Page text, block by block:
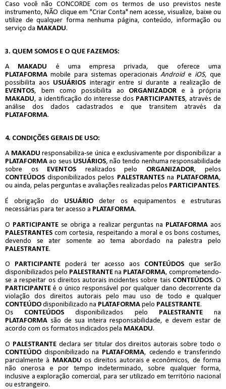
Caso você não CONCORDE com os termos de uso previstos neste
instrumento, NÃO clique em "Criar Conta" nem acesse, visualize, baixe ou
utilize de qualquer forma nenhuma página, conteúdo, informação ou
serviço da MAKADU.
3. QUEM SOMOS E O QUE FAZEMOS:
A MAKADU é uma empresa privada, que oferece uma
PLATAFORMA mobile para sistemas operacionaisAndroide iOS, que
possibilita aos USUÁRIOS interagir entre si durante a realização de
EVENTOS, bem como possibilita ao ORGANIZADOR e à própria
MAKADU, a identificação do interesse dos PARTICIPANTES, através de
análise dos dados cadastrados e que transitem através da
PLATAFORMA.
4. CONDIÇÕES GERAIS DE USO:
A MAKADU responsabiliza-se única e exclusivamente por disponibilizar a
PLATAFORMA ao seus USUÁRIOS,não tendo nenhuma responsabilidade
sobre os EVENTOS realizados pelo ORGANIZADOR, pelos
CONTEÚDOS disponibilizados pelos PALESTRANTESna PLATAFORMA,
ou ainda, pelas perguntas e avaliações realizadas pelos PARTICIPANTES.
É obrigação do USUÁRIOdeter os equipamentos e estruturas
necessárias para ter acesso a PLATAFORMA.
O PARTICIPANTE se obriga a realizar perguntas na PLATAFORMAaos
PALESTRANTES com cortesia, respeitando a moral e os bons costumes,
devendo se ater somente ao tema abordado na palestra pelo
PALESTRANTE.
O PARTICIPANTE poderá ter acesso aos CONTEÚDOS que serão
disponibilizados pelo PALESTRANTE na PLATAFORMA, comprometendo-
se a respeitar os direitos autorais incidentes sobre tais CONTEÚDOS. O
PARTICIPANTE é o único responsável por qualquer dano decorrente da
violação dos direitos autorais pelo mau uso de todo e qualquer
CONTEÚDO disponibilizado na PLATAFORMA pelo PALESTRANTE.
Os CONTEÚDOS disponibilizados pelo PALESTRANTEna
PLATAFORMA são de sua inteira responsabilidade, e devem estar de
acordo com os formatos indicados pela MAKADU.
O PALESTRANTEdeclara ser titular dos direitos autorais sobre todo o
CONTEÚDO disponibilizado na PLATAFORMA, cedendo e transferindo
parcialmente à MAKADU os direitos autorais e econômicos, de forma
não onerosa e por tempo indeterminado, sobre qualquer forma,
inclusive a exploração comercial, para ser utilizado em território nacional
ou estrangeiro.